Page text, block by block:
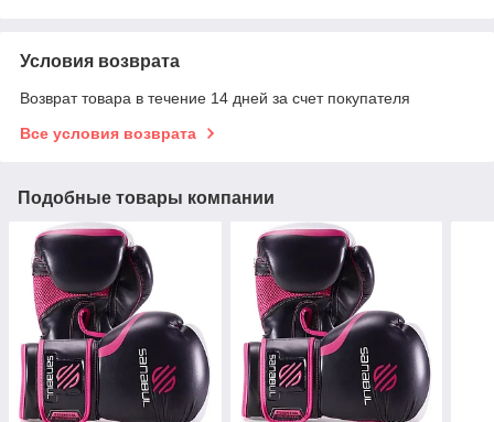
Условия возврата
Возврат товара в течение 14 дней за счет покупателя
Все условия возврата
Подобные товары компании